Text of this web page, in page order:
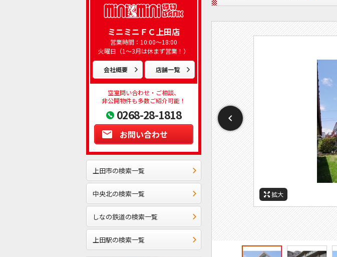
ミニミニＦＣ上田店
営業時間：10:00～18:00
火曜日（1～3月は休まず営業！）
会社概要 店舗一覧
空室問い合わせ・ご相談、
非公開物件も多数ご紹介可能！
0268-28-1818
お問い合わせ
上田市の検索一覧
中央北の検索一覧
しなの鉄道の検索一覧
上田駅の検索一覧
拡大
拡大
拡大
拡大
拡大
拡大
拡大